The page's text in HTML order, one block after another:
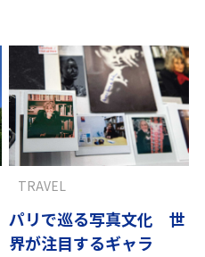
パリで巡る写真文化 世
界が注目するギャラ
TRAVEL